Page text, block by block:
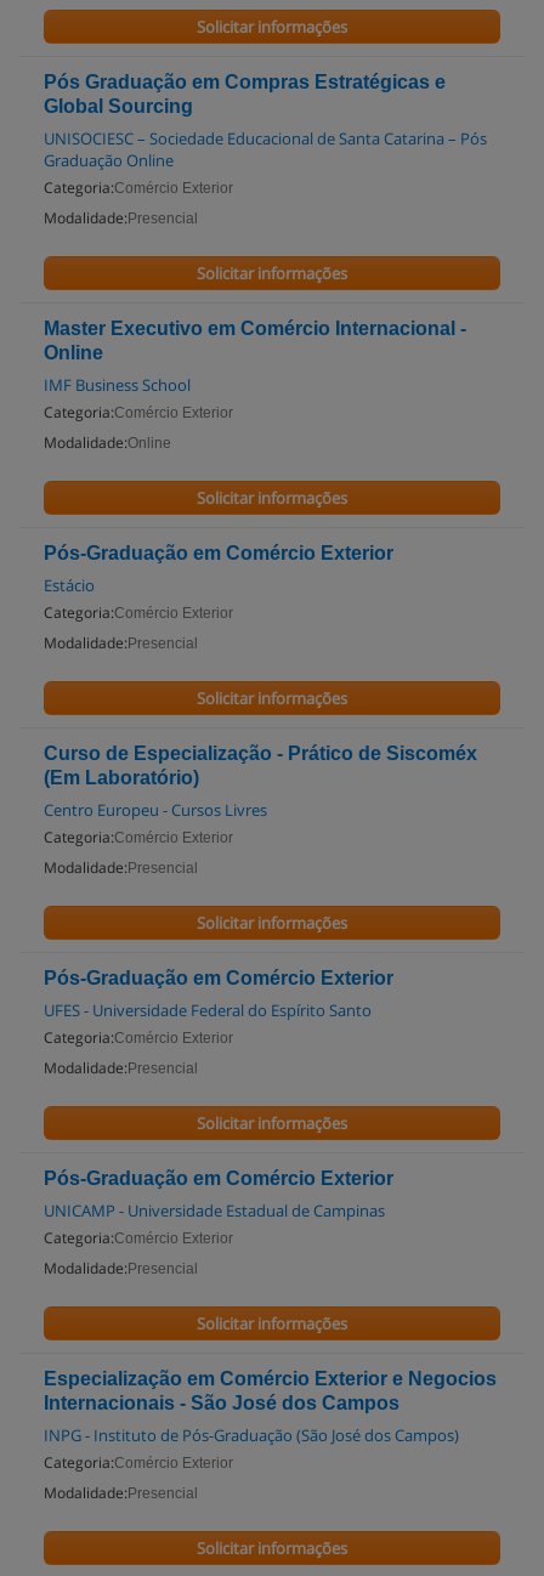
Solicitar informações
Pós Graduação em Compras Estratégicas e
Global Sourcing
UNISOCIESC – Sociedade Educacional de Santa Catarina – Pós
Graduação Online
Categoria:Comércio Exterior
Modalidade: Presencial
Solicitar informações
Master Executivo em Comércio Internacional -
Online
IMF Business School
Categoria:Comércio Exterior
Modalidade:Online
Solicitar informações
Pós-Graduação em Comércio Exterior
Estácio
Categoria:Comércio Exterior
Modalidade: Presencial
Solicitar informações
Curso de Especialização - Prático de Siscoméx
(Em Laboratório)
Centro Europeu - Cursos Livres
Categoria:Comércio Exterior
Modalidade: Presencial
Solicitar informações
Pós-Graduação em Comércio Exterior
UFES - Universidade Federal do Espírito Santo
Categoria:Comércio Exterior
Modalidade: Presencial
Solicitar informações
Pós-Graduação em Comércio Exterior
UNICAMP - Universidade Estadual de Campinas
Categoria:Comércio Exterior
Modalidade: Presencial
Solicitar informações
Especialização em Comércio Exterior e Negocios
Internacionais - São José dos Campos
INPG - Instituto de Pós-Graduação (São José dos Campos)
Categoria:Comércio Exterior
Modalidade: Presencial
Solicitar informações